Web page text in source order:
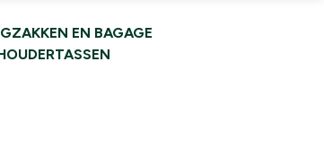
EN BAGAGE